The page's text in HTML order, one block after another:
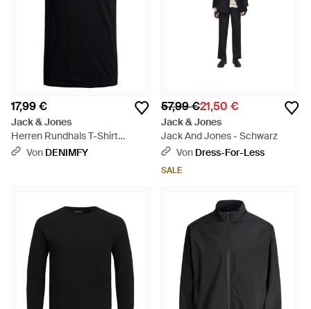
17,99 €
Jack & Jones
Herren Rundhals T-Shirt
Jjecorp Logo - Schwarz
Von DENIMFY
57,99 €21,50 €
Jack & Jones
Jack And Jones - Schwarz
Von Dress-For-Less
SALE